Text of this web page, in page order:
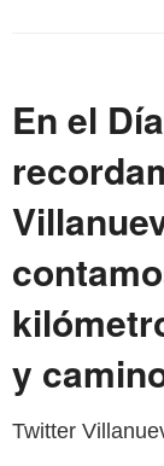
En el
y
Twitter